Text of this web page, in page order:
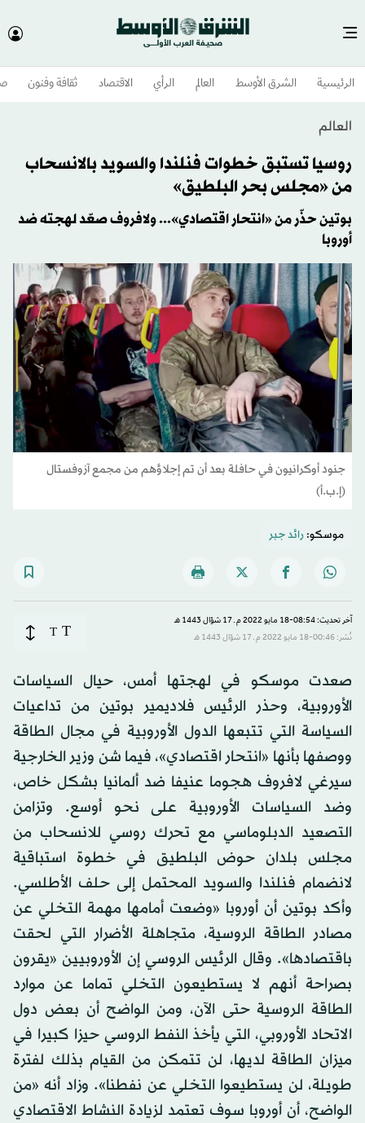
الرئيسية الشرق الأوسط​ العالم الرأي الاقتصاد ثقافة وفنون
العالم
روسيا تستبق خطوات فنلندا والسويد بالانسحاب
من «مجلس بحر البلطيق»
بوتين حذّر من «انتحار اقتصادي»... ولافروف صعّد لهجته ضد
أوروبا
جنود أوكرانيون في حافلة بعد أن تم إجلاؤهم من مجمع آزوفستال
(إ.ب.أ)
موسكو:رائد جبر
آخر تحديث: 08:54-18 مايو 2022 م ـ 17 شوّال 1443 هـ
نُشر: 00:46-18 مايو 2022 م ـ 17 شوّال 1443 هـ
T
T
صعدت موسكو في لهجتها أمس، حيال السياسات
الأوروبية، وحذر الرئيس فلاديمير بوتين من تداعيات
السياسة التي تتبعها الدول الأوروبية في مجال الطاقة
ووصفها بأنها «انتحار اقتصادي»، فيما شن وزير الخارجية
سيرغي لافروف هجوما عنيفا ضد ألمانيا بشكل خاص،
وضد السياسات الأوروبية على نحو أوسع. وتزامن
التصعيد الدبلوماسي مع تحرك روسي للانسحاب من
مجلس بلدان حوض البلطيق في خطوة استباقية
لانضمام فنلندا والسويد المحتمل إلى حلف الأطلسي.
وأكد بوتين أن أوروبا «وضعت أمامها مهمة التخلي عن
مصادر الطاقة الروسية، متجاهلة الأضرار التي لحقت
باقتصادها». وقال الرئيس الروسي إن الأوروبيين «يقرون
بصراحة أنهم لا يستطيعون التخلي تماما عن موارد
الطاقة الروسية حتى الآن، ومن الواضح أن بعض دول
الاتحاد الأوروبي، التي يأخذ النفط الروسي حيزا كبيرا في
ميزان الطاقة لديها، لن تتمكن من القيام بذلك لفترة
طويلة، لن يستطيعوا التخلي عن نفطنا». وزاد أنه «من
الواضح، أن أوروبا سوف تعتمد لزيادة النشاط الاقتصادي